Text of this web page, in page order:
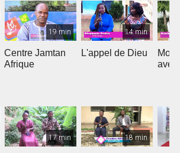
19 min
Centre Jamtan
Afrique
14 min
L'appel de Dieu
Mon
avec
17 min 18 min